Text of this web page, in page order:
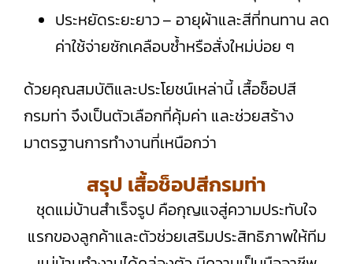
ประหยัดระยะยาว – อายุผ้าและสีที่ทนทาน ลด
ค่าใช้จ่ายซักเคลือบซ้ำหรือสั่งใหม่บ่อย ๆ
ด้วยคุณสมบัติและประโยชน์เหล่านี้ เสื้อช็อปสี
กรมท่า จึงเป็นตัวเลือกที่คุ้มค่า และช่วยสร้าง
มาตรฐานการทำงานที่เหนือกว่า
สรุป เสื้อช็อปสีกรมท่า
ชุดแม่บ้านสำเร็จรูป คือกุญแจสู่ความประทับใจ
แรกของลูกค้าและตัวช่วยเสริมประสิทธิภาพให้ทีม